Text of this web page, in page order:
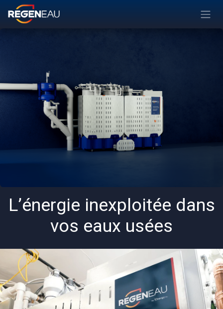
Se rendre au contenu
L’énergie inexploitée dans
vos eaux usées